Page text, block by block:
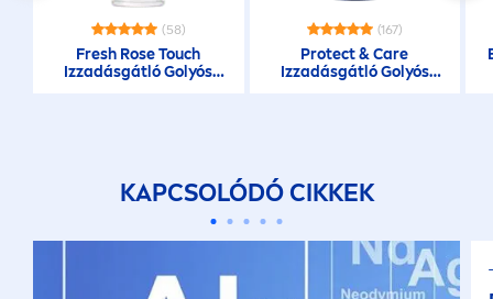
(58)
Fresh RoseTouch
Izzadásgátló Golyós
(167)
Protect&Care
Izzadásgátló Golyós
KAPCSOLÓDÓ CIKKEK